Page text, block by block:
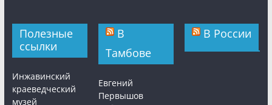
Полезные
ссылки
Инжавинский
краеведческий
музей
В
Тамбове
Евгений
Первышов
В России